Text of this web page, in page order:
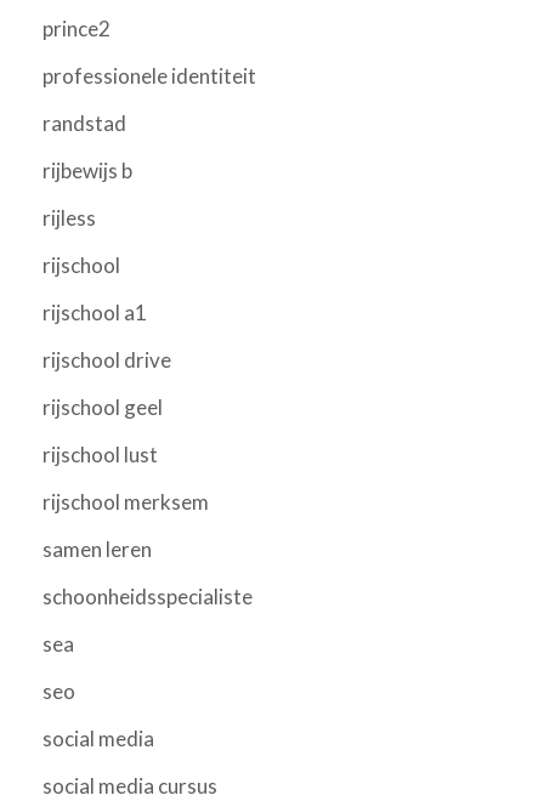
prince2
professionele identiteit
randstad
rijbewijs b
rijless
rijschool
rijschool a1
rijschool drive
rijschool geel
rijschool lust
rijschool merksem
samen leren
schoonheidsspecialiste
sea
seo
social media
social media cursus